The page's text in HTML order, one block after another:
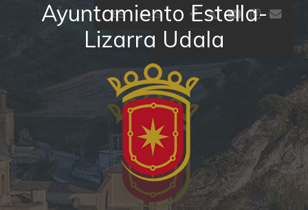
Ayuntamiento Estella-
Lizarra Udala
Ir al contenido ES EUS facebook
twitter
youtube
El tiempo - Tutiempo.net